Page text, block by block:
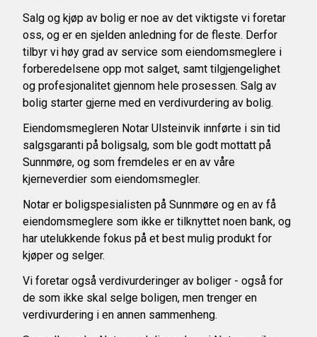
Salg og kjøp av bolig er noe av det viktigste vi foretar
oss, og er en sjelden anledning for de fleste. Derfor
tilbyr vi høy grad av service som eiendomsmeglere i
forberedelsene opp mot salget, samt tilgjengelighet
og profesjonalitet gjennom hele prosessen. Salg av
bolig starter gjerne med en verdivurdering av bolig.
Eiendomsmegleren Notar Ulsteinvik innførte i sin tid
salgsgaranti på boligsalg, som ble godt mottatt på
Sunnmøre, og som fremdeles er en av våre
kjerneverdier som eiendomsmegler.
Notar er boligspesialisten på Sunnmøre og en av få
eiendomsmeglere som ikke er tilknyttet noen bank, og
har utelukkende fokus på et best mulig produkt for
kjøper og selger.
Vi foretar også verdivurderinger av boliger - også for
de som ikke skal selge boligen, men trenger en
verdivurdering i en annen sammenheng.